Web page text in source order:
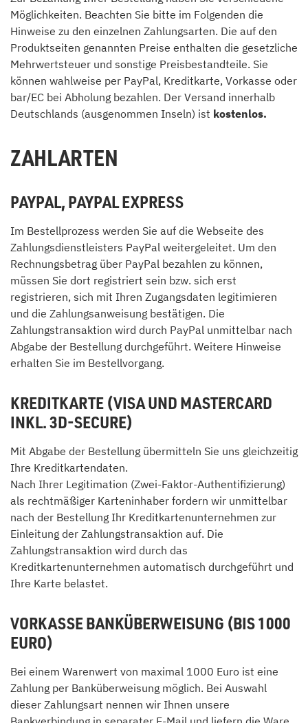
Möglichkeiten. Beachten Sie bitte im Folgenden die
Hinweise zu den einzelnen Zahlungsarten. Die auf den
Produktseiten genannten Preise enthalten die gesetzliche
Mehrwertsteuer und sonstige Preisbestandteile. Sie
können wahlweise per PayPal, Kreditkarte, Vorkasse oder
bar/EC bei Abholung bezahlen. Der Versand innerhalb
Deutschlands (ausgenommen Inseln) ist kostenlos.
ZAHLARTEN
PAYPAL, PAYPAL EXPRESS
Im Bestellprozess werden Sie auf die Webseite des
Zahlungsdienstleisters PayPal weitergeleitet. Um den
Rechnungsbetrag über PayPal bezahlen zu können,
müssen Sie dort registriert sein bzw. sich erst
registrieren, sich mit Ihren Zugangsdaten legitimieren
und die Zahlungsanweisung bestätigen. Die
Zahlungstransaktion wird durch PayPal unmittelbar nach
Abgabe der Bestellung durchgeführt. Weitere Hinweise
erhalten Sie im Bestellvorgang.
KREDITKARTE (VISA UND MASTERCARD
INKL. 3D-SECURE)
Mit Abgabe der Bestellung übermitteln Sie uns gleichzeitig
Ihre Kreditkartendaten.
Nach Ihrer Legitimation (Zwei-Faktor-Authentifizierung)
als rechtmäßiger Karteninhaber fordern wir unmittelbar
nach der Bestellung Ihr Kreditkartenunternehmen zur
Einleitung der Zahlungstransaktion auf. Die
Zahlungstransaktion wird durch das
Kreditkartenunternehmen automatisch durchgeführt und
Ihre Karte belastet.
VORKASSE BANKÜBERWEISUNG (BIS 1000
EURO)
Bei einem Warenwert von maximal 1000 Euro ist eine
Zahlung per Banküberweisung möglich. Bei Auswahl
dieser Zahlungsart nennen wir Ihnen unsere